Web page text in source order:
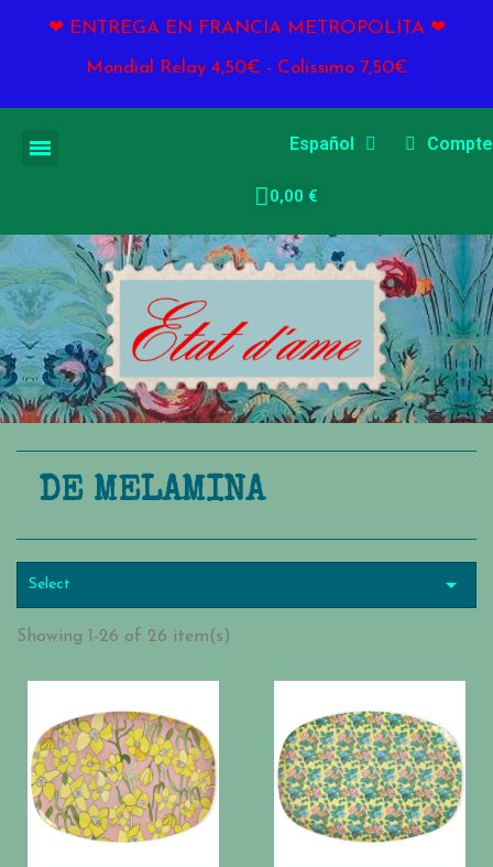
❤ ENTREGA EN FRANCIA METROPOLITA ❤
Mondial Relay 4,50€ - Colissimo 7,50€
Español Compte
0,00 €
DE MELAMINA
Select 
Showing 1-26 of 26 item(s)